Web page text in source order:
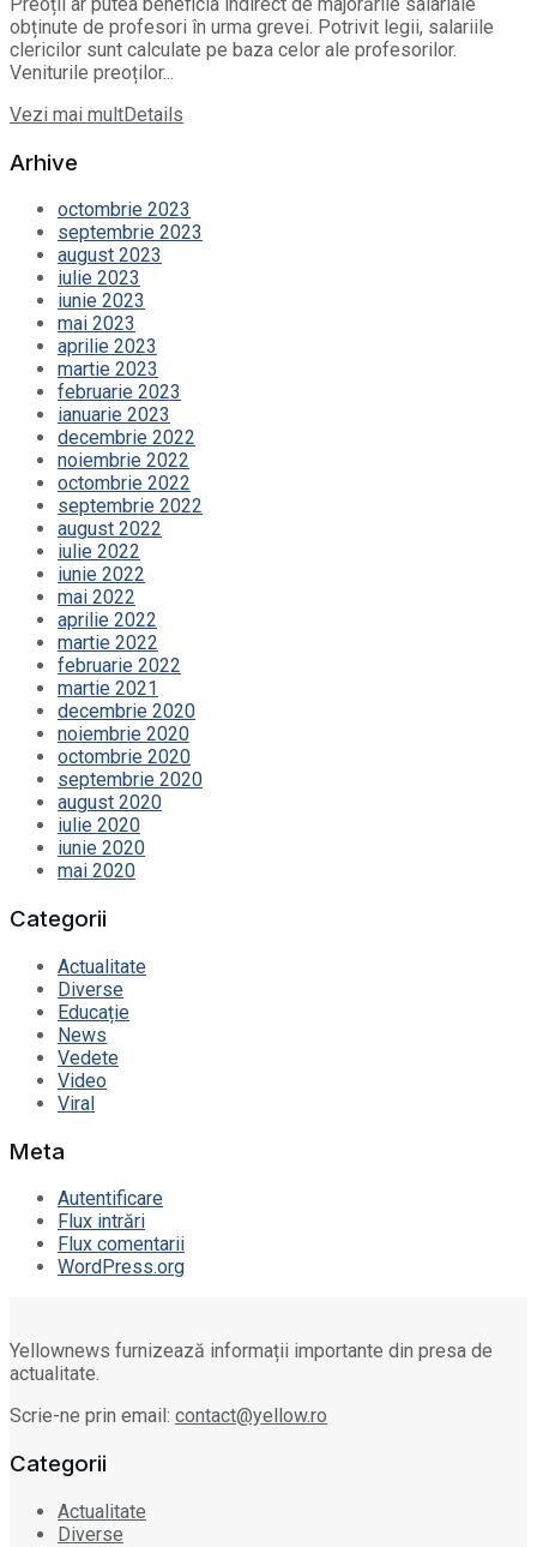
obținute de profesori în urma grevei. Potrivit legii, salariile
clericilor sunt calculate pe baza celor ale profesorilor.
Veniturile preoților...
Vezi mai multDetails
Arhive
octombrie 2023
septembrie 2023
august 2023
iulie 2023
iunie 2023
mai 2023
aprilie 2023
martie 2023
februarie 2023
ianuarie 2023
decembrie 2022
noiembrie 2022
octombrie 2022
septembrie 2022
august 2022
iulie 2022
iunie 2022
mai 2022
aprilie 2022
martie 2022
februarie 2022
martie 2021
decembrie 2020
noiembrie 2020
octombrie 2020
septembrie 2020
august 2020
iulie 2020
iunie 2020
mai 2020
Categorii
Actualitate
Diverse
Educație
News
Vedete
Video
Viral
Meta
Autentificare
Flux intrări
Flux comentarii
WordPress.org
Yellownews furnizează informații importante din presa de
actualitate.
Scrie-ne prin email: contact@yellow.ro
Categorii
Actualitate
Diverse